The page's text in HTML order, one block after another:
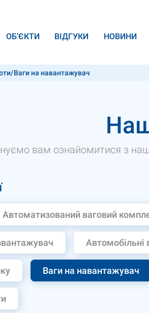
ОБ’ЄКТИ ВІДГУКИ НОВИНИ
/Ваги на навантажувач
вам ознайомитися з
Автоматизований ваговий
Автомобільні
Ваги на навантажувач